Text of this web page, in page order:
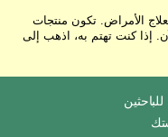
الأمراض. تكون منتجات
إذا كنت تهتم به، اذهب إلى